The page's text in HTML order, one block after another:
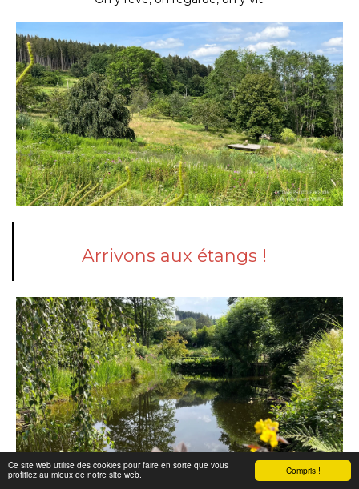
Compris !
Ce site web utilise des cookies pour faire en sorte que vous
profitiez au mieux de notre site web.
Arrivons aux étangs !